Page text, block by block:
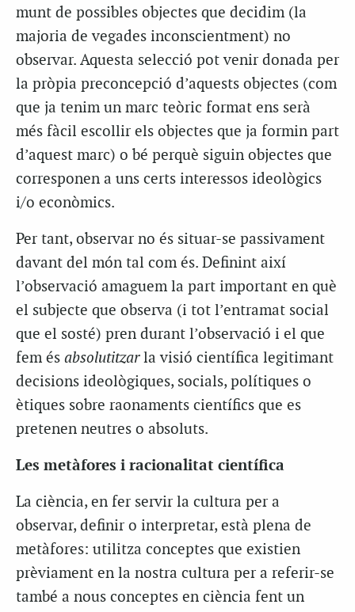
munt de possibles objectes que decidim (la
majoria de vegades inconscientment) no
observar. Aquesta selecció pot venir donada per
la pròpia preconcepció d’aquests objectes (com
que ja tenim un marc teòric format ens serà
més fàcil escollir els objectes que ja formin part
d’aquest marc) o bé perquè siguin objectes que
corresponen a uns certs interessos ideològics
i/o econòmics.
Per tant, observar no és situar-se passivament
davant del món tal com és. Definint així
l’observació amaguem la part important en què
el subjecte que observa (i tot l’entramat social
que el sosté) pren durant l’observació i el que
fem és absolutitzarla visió científica legitimant
decisions ideològiques, socials, polítiques o
ètiques sobre raonaments científics que es
pretenen neutres o absoluts.
Les metàfores i racionalitat científica
La ciència, en fer servir la cultura per a
observar, definir o interpretar, està plena de
metàfores: utilitza conceptes que existien
prèviament en la nostra cultura per a referir-se
també a nous conceptes en ciència fent un